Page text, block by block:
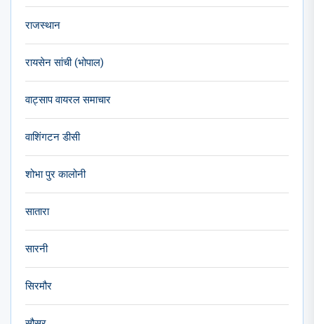
राजस्थान
रायसेन सांची (भोपाल)
वाट्साप वायरल समाचार
वाशिंगटन डीसी
शोभा पुर कालोनी
सातारा
सारनी
सिरमौर